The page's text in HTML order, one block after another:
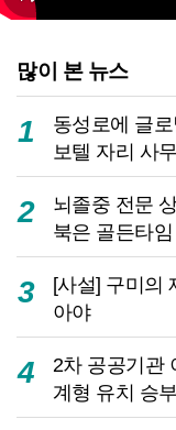
많이 본 뉴스
1
동성로에 글
보텔 자리 사
2
뇌졸중 전문
북은 골든타
3
[사설] 구미의
아야
4
2차 공공기관
계형 유치 승